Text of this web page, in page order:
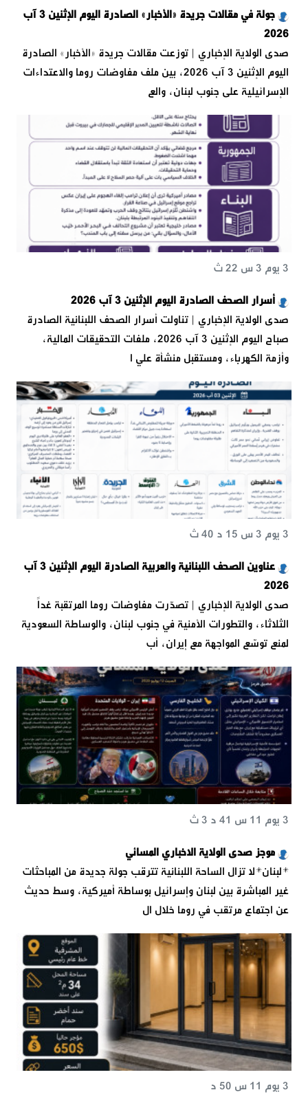
جولة في مقالات جريدة «الأخبار» الصادرة اليوم الإثنين 3 آب
2026
صدى الولاية الإخباري | توزعت مقالات جريدة «الأخبار» الصادرة
اليوم الإثنين 3 آب 2026، بين ملف مفاوضات روما والاعتداءات
الإسرائيلية على جنوب لبنان، والع
أسرار الصحف الصادرة اليوم الإثنين 3 آب 2026
3 يوم 3 س 22 ث
صدى الولاية الإخباري | تناولت أسرار الصحف اللبنانية الصادرة
صباح اليوم الإثنين 3 آب 2026، ملفات التحقيقات المالية،
وأزمة الكهرباء، ومستقبل منشأة علي ا
عناوين الصحف اللبنانية والعربية الصادرة اليوم الإثنين 3 آب
2026
3 يوم 3 س 15 د 40 ث
صدى الولاية الإخباري | تصدّرت مفاوضات روما المرتقبة غداً
الثلاثاء، والتطورات الأمنية في جنوب لبنان، والوساطة السعودية
لمنع توسّع المواجهة مع إيران، أب
موجز صدى الولاية الاخباري المسائي
3 يوم 11 س 41 د 3 ث
*لبنان*لا تزال الساحة اللبنانية تترقب جولة جديدة من المباحثات
غير المباشرة بين لبنان وإسرائيل بوساطة أميركية، وسط حديث
عن اجتماع مرتقب في روما خلال ال
3 يوم 11 س 50 د